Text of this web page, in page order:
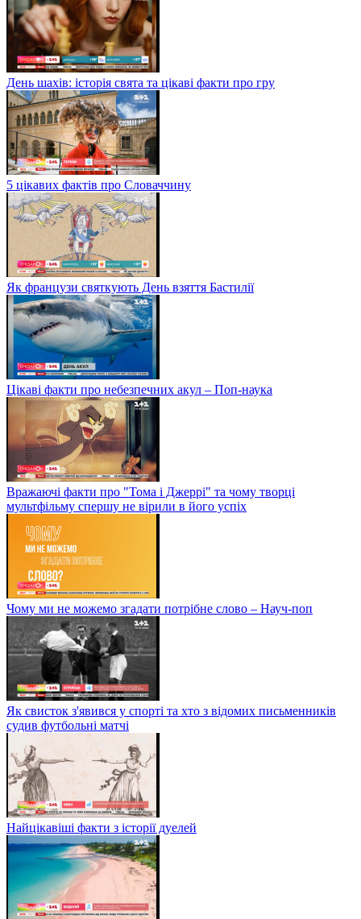
День шахів: історія свята та цікаві факти про гру
5 цікавих фактів про Словаччину
Як французи святкують День взяття Бастилії
Цікаві факти про небезпечних акул – Поп-наука
Вражаючі факти про "Тома і Джеррі" та чому творці
мультфільму спершу не вірили в його успіх
Чому ми не можемо згадати потрібне слово – Науч-поп
Як свисток з'явився у спорті та хто з відомих письменників
судив футбольні матчі
Найцікавіші факти з історії дуелей